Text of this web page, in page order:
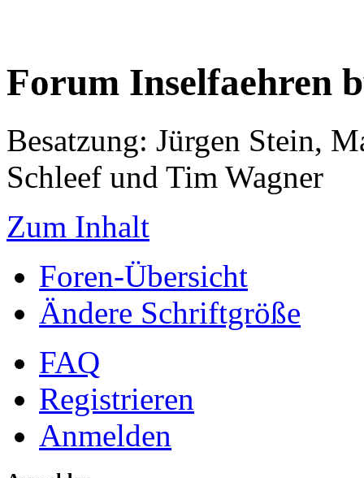
Forum Inselfaehren
Besatzung: Jürgen Stein,
Schleef und Tim Wagner
Zum Inhalt
Foren-Übersicht
Ändere Schriftgröße
FAQ
Registrieren
Anmelden